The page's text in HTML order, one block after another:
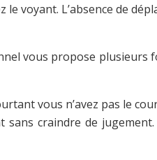
voyant. L’absence de
vous propose plusieurs
vous n’avez pas le
sans craindre de